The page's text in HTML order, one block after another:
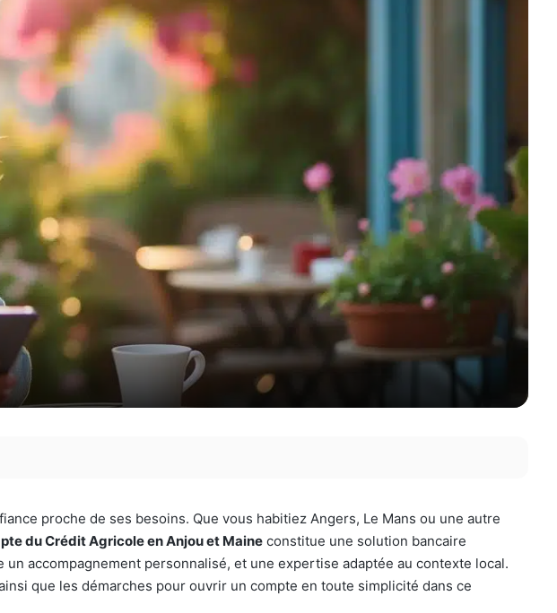
proche de ses besoins. Que vous habitiez Angers, Le Mans ou une autre
du Crédit Agricole en Anjou et Maine constitue une solution bancaire
accompagnement personnalisé, et une expertise adaptée au contexte local.
que les démarches pour ouvrir un compte en toute simplicité dans ce